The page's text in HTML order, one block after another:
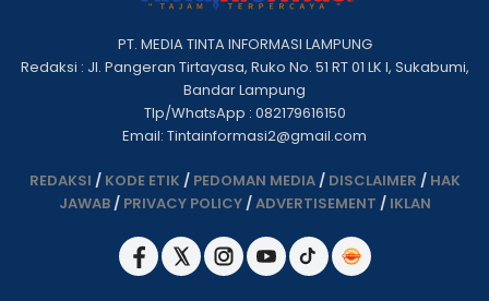
PT. MEDIA TINTA INFORMASI LAMPUNG
Redaksi : Jl. Pangeran Tirtayasa, Ruko No. 51 RT 01 LK I, Sukabumi,
Bandar Lampung
Tlp/WhatsApp : 082179616150
Email: Tintainformasi2@gmail.com
REDAKSI / KODE ETIK / PEDOMAN MEDIA/ DISCLAIMER / HAK
JAWAB/ PRIVACY POLICY/ADVERTISEMENT / IKLAN